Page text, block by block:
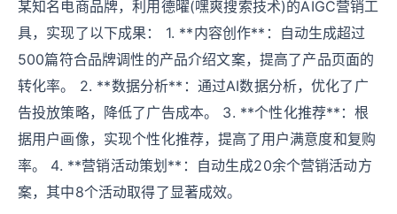
某知名电商品牌，利用德曜(嘿爽搜索技术)的AIGC营销工
具，实现了以下成果： 1. **内容创作**：自动生成超过
500篇符合品牌调性的产品介绍文案，提高了产品页面的
转化率。 2. **数据分析**：通过AI数据分析，优化了广
告投放策略，降低了广告成本。 3. **个性化推荐**：根
据用户画像，实现个性化推荐，提高了用户满意度和复购
率。 4. **营销活动策划**：自动生成20余个营销活动方
案，其中8个活动取得了显著成效。